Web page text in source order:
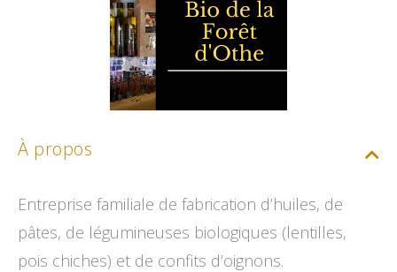
À propos
Entreprise familiale de fabrication d’huiles, de
pâtes, de légumineuses biologiques (lentilles,
pois chiches) et de confits d’oignons.